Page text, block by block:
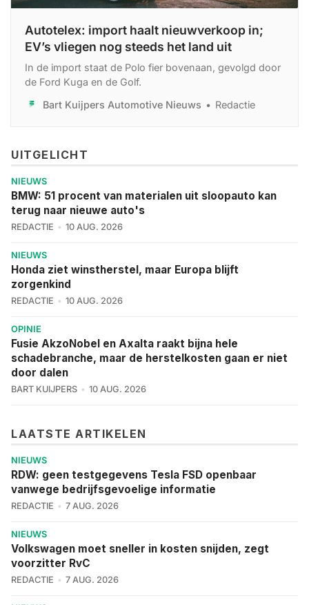
Autotelex: import haalt nieuwverkoop in;
EV’s vliegen nog steeds het land uit
In de import staat de Polo fier bovenaan, gevolgd door
de Ford Kuga en de Golf.
Bart Kuijpers Automotive Nieuws
Redactie
UITGELICHT
NIEUWS
BMW: 51 procent van materialen uit sloopauto kan
terug naar nieuwe auto's
REDACTIE 10 AUG. 2026
NIEUWS
Honda ziet winstherstel, maar Europa blijft
zorgenkind
REDACTIE 10 AUG. 2026
OPINIE
Fusie AkzoNobel en Axalta raakt bijna hele
schadebranche, maar de herstelkosten gaan er niet
door dalen
BART KUIJPERS 10 AUG. 2026
LAATSTE ARTIKELEN
NIEUWS
RDW: geen testgegevens Tesla FSD openbaar
vanwege bedrijfsgevoelige informatie
REDACTIE 7 AUG. 2026
NIEUWS
Volkswagen moet sneller in kosten snijden, zegt
voorzitter RvC
REDACTIE 7 AUG. 2026